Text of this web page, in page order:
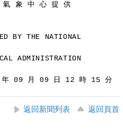
象 中 心 提 供
BY THE NATIONAL
ADMINISTRATION
09 月 09 日 12 時 15 分
返回新聞列表
返回頁首